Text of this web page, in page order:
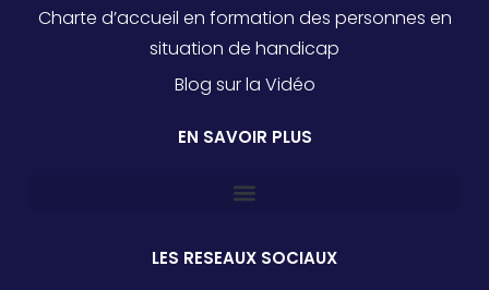
Charte d’accueil en formation des personnes en
situation de handicap
Blog sur la Vidéo
EN SAVOIR PLUS
LES RESEAUX SOCIAUX